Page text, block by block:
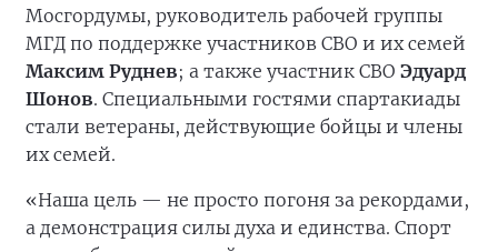
Мосгордумы, руководитель рабочей группы
МГД по поддержке участников СВО и их семей
Максим Руднев; а также участник СВО Эдуард
Шонов. Специальными гостями спартакиады
стали ветераны, действующие бойцы и члены
их семей.
«Наша цель — не просто погоня за рекордами,
а демонстрация силы духа и единства. Спорт